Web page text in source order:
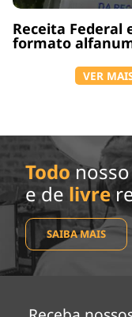
Receita Federal
formato
VER
Todo
e de livre
SAIBA MAIS